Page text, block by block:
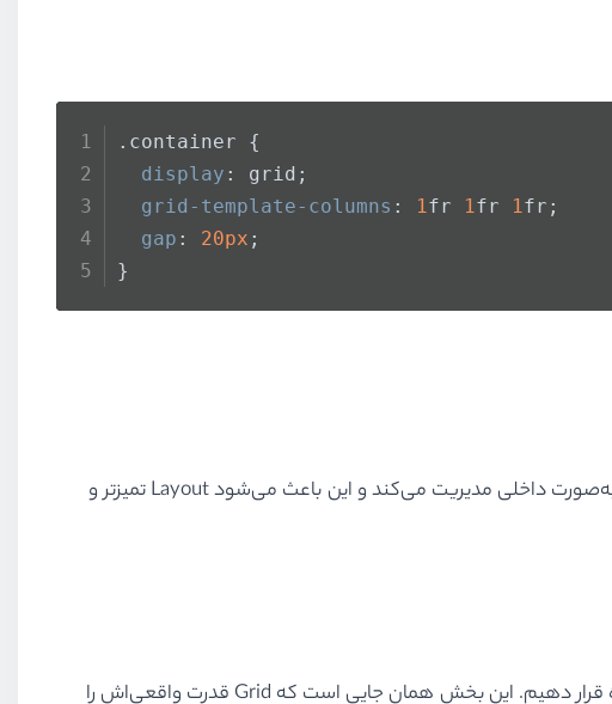
.container {
display : grid;
grid-template-columns : 1fr 1fr 1fr;
gap : 20px ;
}
برخلاف روش‌های قدیمی که مجبور بودیم برای فاصله از margin یا padding استفاده کنیم، Grid فاصله‌ها را به‌صورت داخلی مدیریت می‌کند و این باعث می‌شود Layout تمیزتر و
تا اینجا یاد گرفتیم چطور ستون‌ها و ردیف‌ها را تعریف کنیم. حالا باید ببینیم چطور می‌توانیم عناصر را دقیقاً در جای دلخواه قرار دهیم. این بخش همان جایی است که Grid قدرت واقعی‌اش را